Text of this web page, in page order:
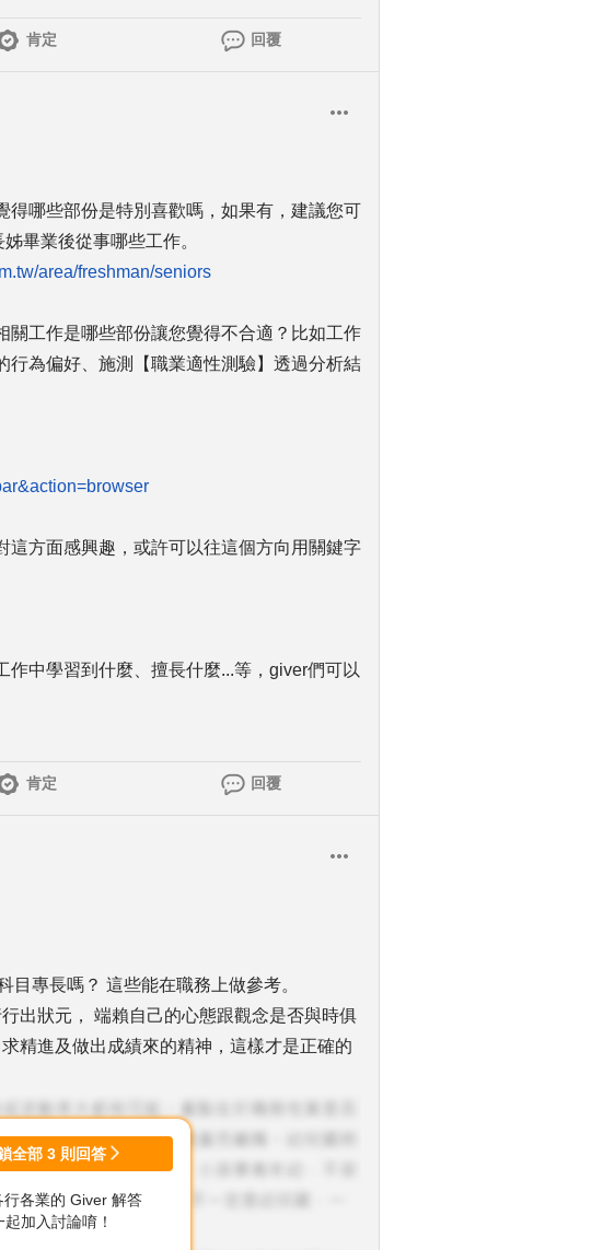
肯定 回覆
得哪些部份是特別喜歡嗎，如果有，建議您可
畢業後從事哪些工作。
area/freshman/seniors
關工作是哪些部份讓您覺得不合適？比如工作
行為偏好、施測【職業適性測驗】透過分析結
這方面感興趣，或許可以往這個方向用關鍵字
中學習到什麼、擅長什麼...等，giver們可以
肯定 回覆
目專長嗎？ 這些能在職務上做參考。
出狀元， 端賴自己的心態跟觀念是否與時俱
精進及做出成績來的精神，這樣才是正確的
全部 3 則回答
各業的 Giver 解答
加入討論唷！